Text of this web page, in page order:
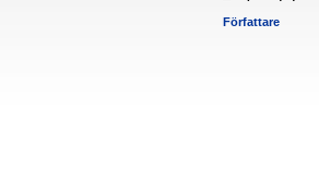
Författare